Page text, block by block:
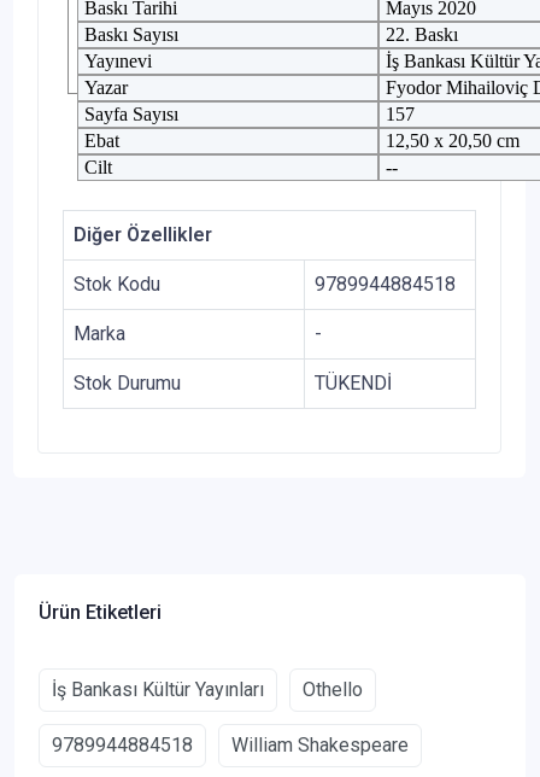
Baskı Tarihi
Mayıs 2020
Baskı Sayısı
22. Baskı
Yayınevi
İş Bankası Kültür
Yazar
Fyodor Mihailoviç
Sayfa Sayısı
157
Ebat
12,50 x 20,50 cm
Cilt
--
Diğer Özellikler
Stok Kodu 9789944884518
Marka -
Stok Durumu TÜKENDİ
Ürün Etiketleri
İş Bankası Kültür Yayınları Othello
9789944884518 William Shakespeare